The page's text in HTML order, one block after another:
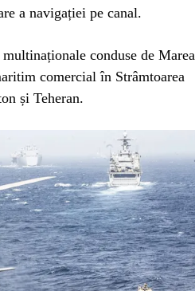
a navigației pe canal.
conduse de Marea
comercial în Strâmtoarea
și Teheran.